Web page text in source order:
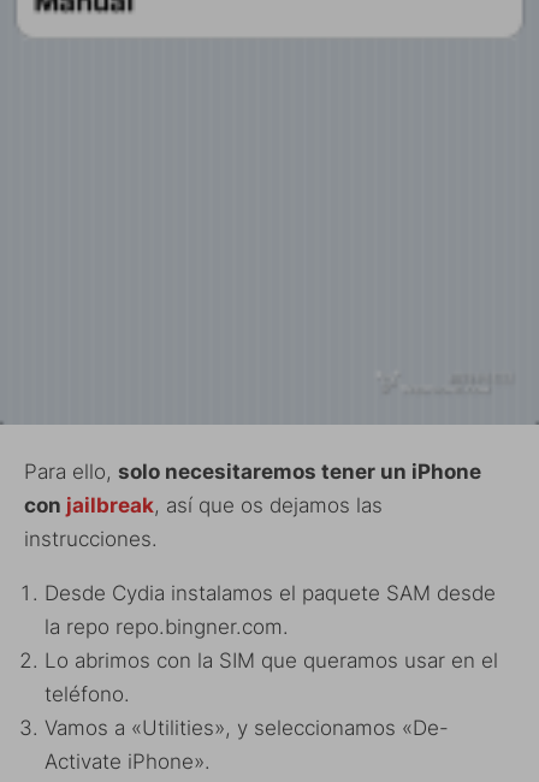
Para ello, solo necesitaremos tener un iPhone
con jailbreak, así que os dejamos las
instrucciones.
Desde Cydia instalamos el paquete SAM desde
la repo repo.bingner.com.
Lo abrimos con la SIM que queramos usar en el
teléfono.
Vamos a «Utilities», y seleccionamos «De-
Activate iPhone».